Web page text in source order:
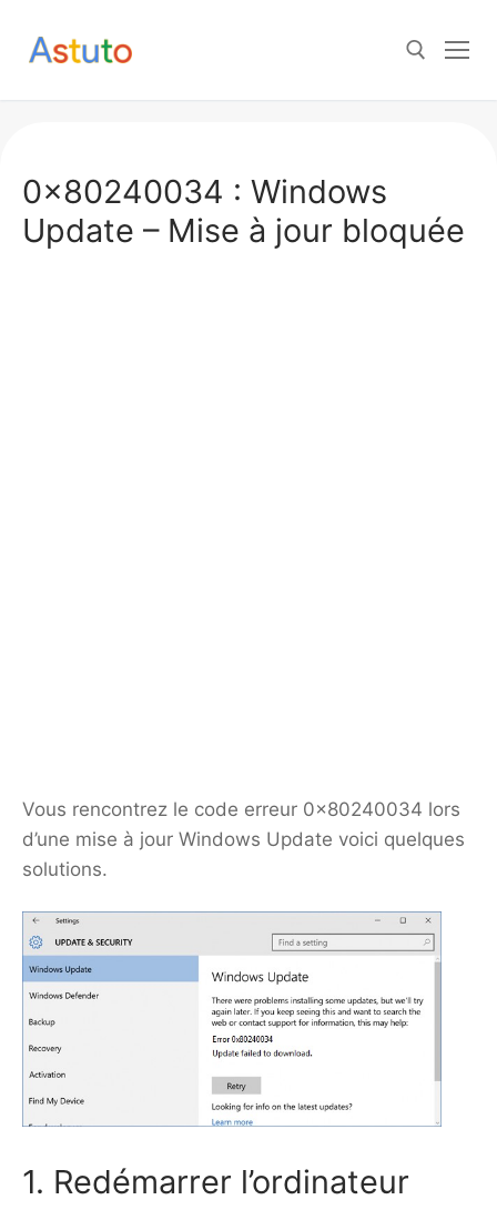
0x80240034 : Windows
Update – Mise à jour bloquée
Vous rencontrez le code erreur 0x80240034 lors
d’une mise à jour Windows Update voici quelques
solutions.
1. Redémarrer l’ordinateur